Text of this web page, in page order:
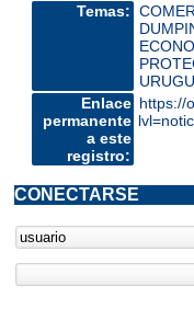
Temas:
Enlace
permanente
a este
registro:
https://
CONECTARSE